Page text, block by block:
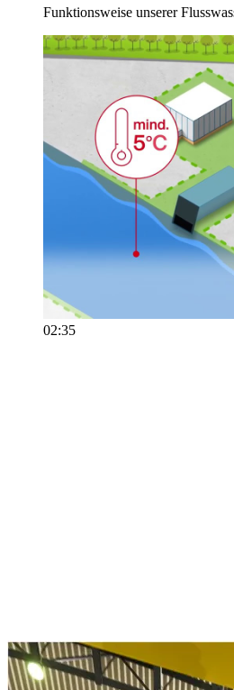
Funktionsweise unserer
Dauer: 02:35
02:35